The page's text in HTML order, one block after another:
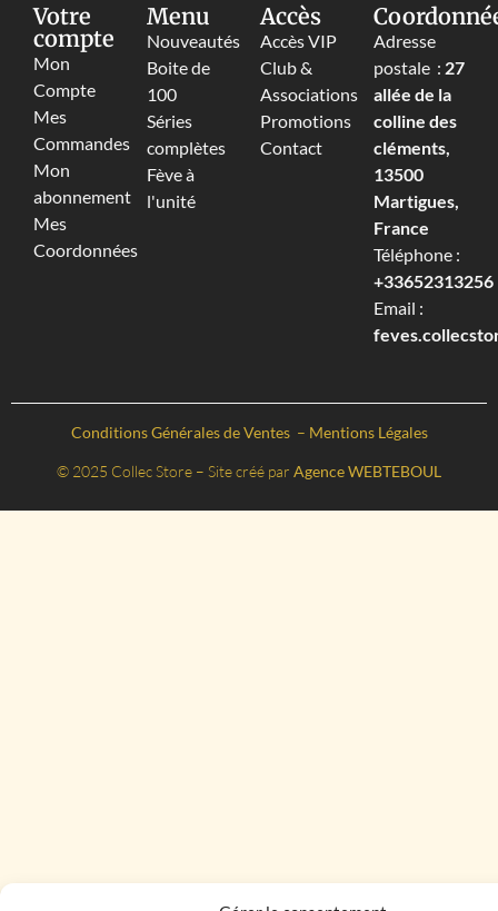
Votre
compte
Mon
Compte
Mes
Commandes
Mon
abonnement
Mes
Coordonnées
Menu
Nouveautés
Boite de
100
Séries
complètes
Fève à
l'unité
Accès
Accès VIP
Club &
Associations
Promotions
Contact
Adresse
postale : 27
allée de la
colline des
cléments,
13500
Martigues,
France
Téléphone :
+33652313256‬
Email :
Conditions Générales de Ventes – Mentions Légales
© 2025 Collec Store – Site créé par Agence WEBTEBOUL